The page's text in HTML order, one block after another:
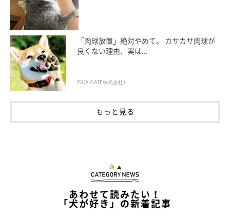
「肉球放置」絶対やめて。 カサカサ肉球が
良くない理由、実は...
PR(AIGATE株式会社)
もっと見る
あわせて読みたい！
「犬が好き」の新着記事